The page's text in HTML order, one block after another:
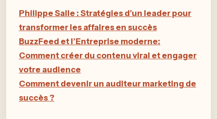
Philippe Salle : Stratégies d’un leader pour
transformer les affaires en succès
BuzzFeed et l’Entreprise moderne:
Comment créer du contenu viral et engager
votre audience
Comment devenir un auditeur marketing de
succès ?